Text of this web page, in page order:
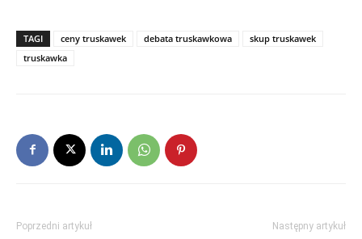
TAGI ceny truskawek debata truskawkowa
skup truskawek
truskawka
Poprzedni artykuł Następny artykuł